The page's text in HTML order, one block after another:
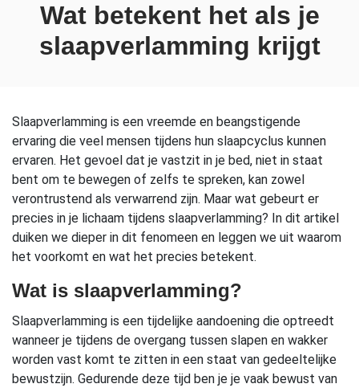
Wat betekent het als je
slaapverlamming krijgt
Slaapverlamming is een vreemde en beangstigende
ervaring die veel mensen tijdens hun slaapcyclus kunnen
ervaren. Het gevoel dat je vastzit in je bed, niet in staat
bent om te bewegen of zelfs te spreken, kan zowel
verontrustend als verwarrend zijn. Maar wat gebeurt er
precies in je lichaam tijdens slaapverlamming? In dit artikel
duiken we dieper in dit fenomeen en leggen we uit waarom
het voorkomt en wat het precies betekent.
Wat is slaapverlamming?
Slaapverlamming is een tijdelijke aandoening die optreedt
wanneer je tijdens de overgang tussen slapen en wakker
worden vast komt te zitten in een staat van gedeeltelijke
bewustzijn. Gedurende deze tijd ben je je vaak bewust van